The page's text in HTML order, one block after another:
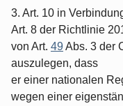
3. Art. 10 in
Art. 8 der Richtlinie
von Art. 49Abs. 3 der
auszulegen, dass
er einer nationalen
wegen einer